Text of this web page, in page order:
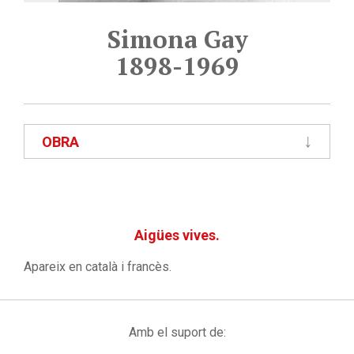
Simona Gay
1898-1969
OBRA
Aigües vives.
Apareix en català i francès.
Amb el suport de: